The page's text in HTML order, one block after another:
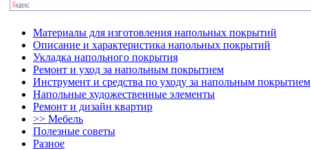
Материалы для изготовления напольных покрытий
Описание и характеристика напольных покрытий
Укладка напольного покрытия
Ремонт и уход за напольным покрытием
Инструмент и средства по уходу за напольным покрытием
Напольные художественные элементы
Ремонт и дизайн квартир
>> Мебель
Полезные советы
Разное